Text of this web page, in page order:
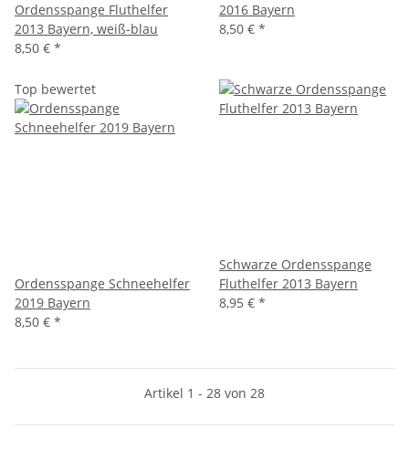
Ordensspange Fluthelfer
2013 Bayern, weiß-blau
8,50 € *
2016 Bayern
8,50 € *
Top bewertet
Ordensspange Schneehelfer
2019 Bayern
8,50 € *
Schwarze Ordensspange
Fluthelfer 2013 Bayern
8,95 € *
Artikel 1 - 28 von 28